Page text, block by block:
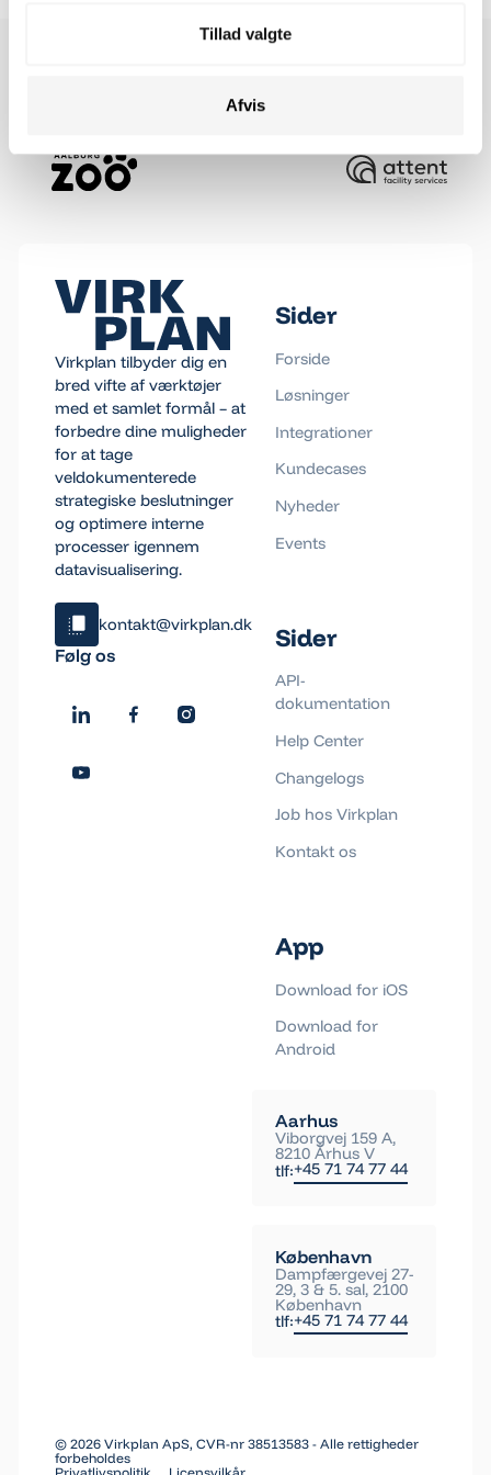
Tillad valgte
Afvis
kunder og deres forretning. Derfor ansætter vi også
kun konsulenter med bred forretningsforståelse fra
Virkplan tilbyder dig en
bred vifte af værktøjer
med et samlet formål – at
forbedre dine muligheder
for at tage
veldokumenterede
strategiske beslutninger
og optimere interne
processer igennem
datavisualisering.
kontakt@virkplan.dk
Klik og kopiér email
Følg os
Sider
Forside
Løsninger
Integrationer
Kundecases
Nyheder
Events
Sider
API-
dokumentation
Help Center
Changelogs
Job hos Virkplan
Kontakt os
App
Download for iOS
Download for
Android
Aarhus
Viborgvej 159 A,
8210 Århus V
tlf:+45 71 74 77 44
København
Dampfærgevej 27-
29, 3 & 5. sal, 2100
København
tlf:+45 71 74 77 44
©2026 Virkplan ApS, CVR-nr 38513583 - Alle rettigheder
forbeholdes